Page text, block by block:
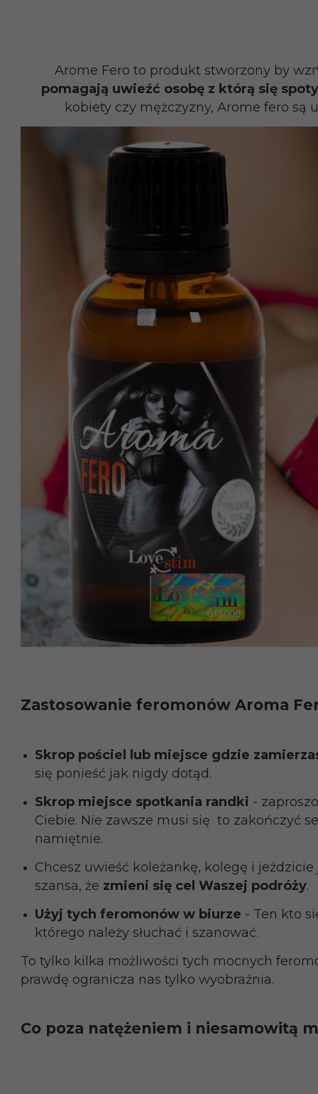
Arome Fero to produkt stworzony by
pomagają uwieźć osobę z którą się
kobiety czy mężczyzny, Arome fero są
Zastosowanie feromonów Aroma
Skrop pościel lub miejsce gdzie
się ponieść jak nigdy dotąd.
Skrop miejsce spotkania randki -
Ciebie. Nie zawsze musi się to zakończyć
namiętnie.
Chcesz uwieść koleżankę, kolegę i
szansa, że zmieni się cel Waszej podróży.
Użyj tych feromonów w biurze - Ten kto
którego należy słuchać i szanować.
To tylko kilka możliwości tych mocnych
prawdę ogranicza nas tylko wyobraźnia.
Co poza natężeniem i niesamowitą